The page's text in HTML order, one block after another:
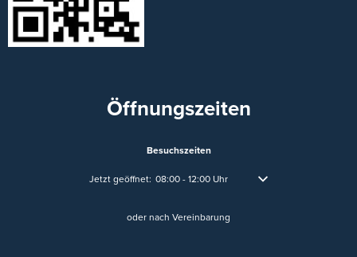
Öffnungszeiten
Besuchszeiten
Klicken, um weitere Öffnungs- oder Schließzeiten
Jetzt geöffnet: 08:00 - 12:00 Uhr Von 08:00 bis 12:00 Uhr
oder nach Vereinbarung